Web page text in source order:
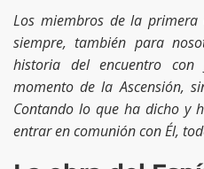
Los miembros de la
siempre, también para
historia del encuentro
momento de la Ascensión,
Contando lo que ha dicho y
entrar en comunión con Él,